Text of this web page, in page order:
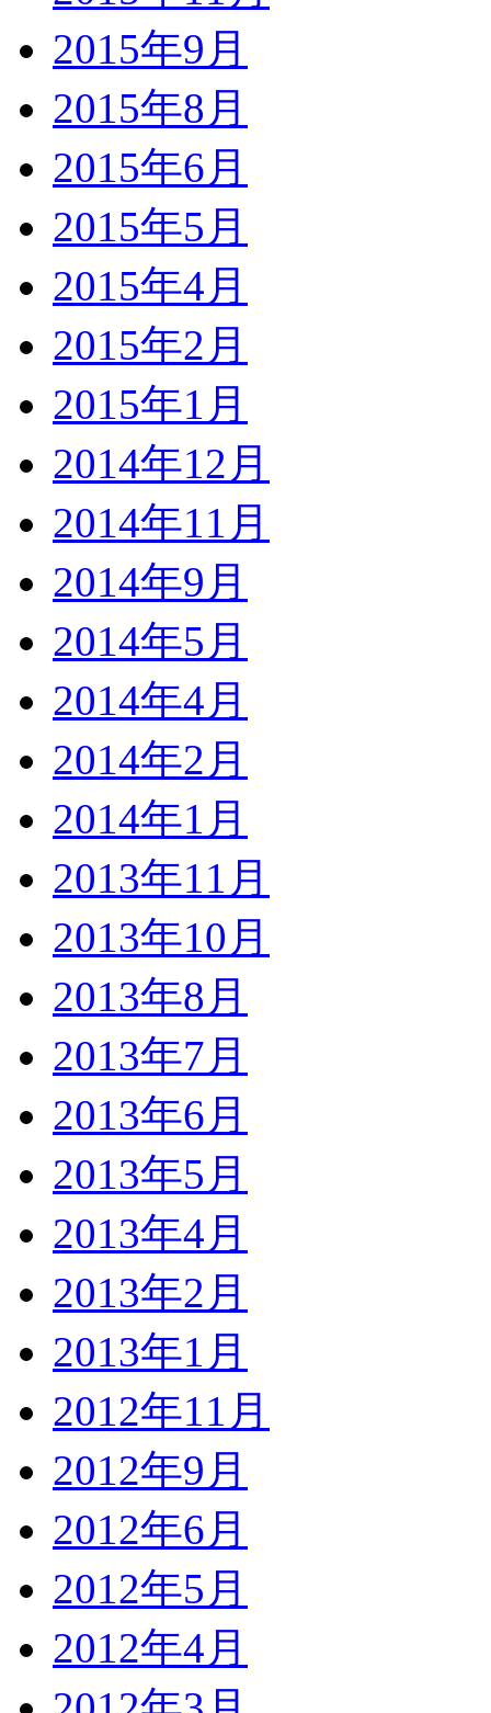
2015年9月
2015年8月
2015年6月
2015年5月
2015年4月
2015年2月
2015年1月
2014年12月
2014年11月
2014年9月
2014年5月
2014年4月
2014年2月
2014年1月
2013年11月
2013年10月
2013年8月
2013年7月
2013年6月
2013年5月
2013年4月
2013年2月
2013年1月
2012年11月
2012年9月
2012年6月
2012年5月
2012年4月